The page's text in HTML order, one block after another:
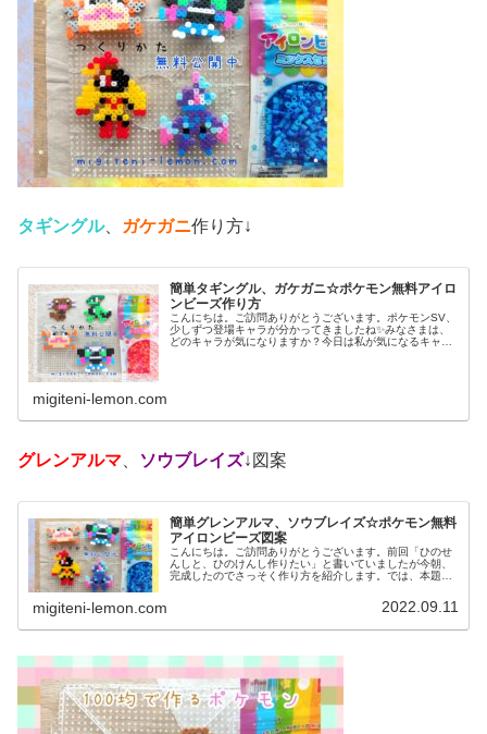
タギングル、 ガケガニ作り方↓
簡単タギングル、ガケガニ☆ポケモン無料アイロ
ンビーズ作り方
こんにちは。ご訪問ありがとうございます。ポケモンSV、
少しずつ登場キャラが分かってきましたね✨みなさまは、
どのキャラが気になりますか？今日は私が気になるキャラ
migiteni-lemon.com
グレンアルマ ソウブレイズ↓図案
簡単グレンアルマ、ソウブレイズ☆ポケモン無料
アイロンビーズ図案
こんにちは。ご訪問ありがとうございます。前回「ひのせ
んしと、ひのけんし作りたい」と書いていましたが今朝、
完成したのでさっそく作り方を紹介します。では、本題へ↓
migiteni-lemon.com 2022.09.11